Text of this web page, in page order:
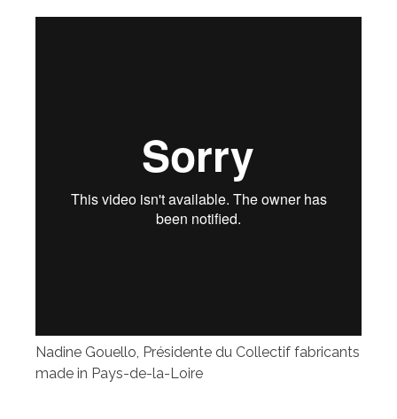
Nadine Gouello, Présidente du Collectif fabricants
made in Pays-de-la-Loire